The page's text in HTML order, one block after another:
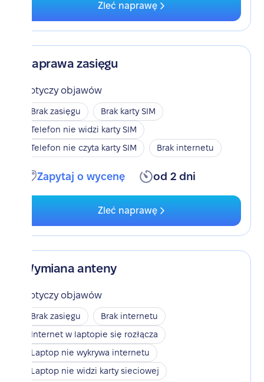
Zleć naprawę
Naprawa zasięgu
Dotyczy objawów
Brak zasięgu
Brak karty SIM
Telefon nie widzi karty SIM
Telefon nie czyta karty SIM
Brak internetu
Zapytaj o wycenę od 2 dni
Zleć naprawę
Wymiana anteny
Dotyczy objawów
Brak zasięgu
Brak internetu
Internet w laptopie się rozłącza
Laptop nie wykrywa internetu
Laptop nie widzi karty sieciowej